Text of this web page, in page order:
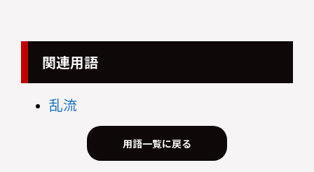
関連用語
乱流
用語一覧に戻る